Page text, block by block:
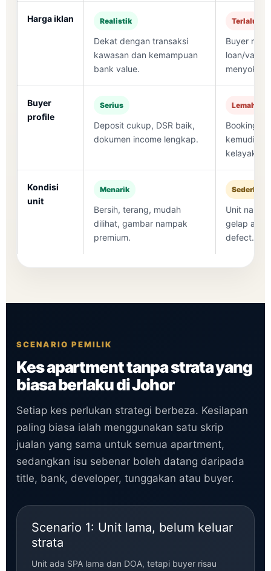
Harga iklan Realistik
Dekat dengan transaksi
kawasan dan kemampuan
bank value.
Terlalu
Buyer
loan/
Buyer
profile
Serius
Deposit cukup, DSR baik,
dokumen income lengkap.
Lemah
Booking
kemudian
kelayakan.
Kondisi
unit
Menarik
Bersih, terang, mudah
dilihat, gambar nampak
premium.
Sederhana
Unit
gelap atau
defect.
SCENARIO PEMILIK
Kes apartment tanpa strata yang
biasa berlaku di Johor
Setiap kes perlukan strategi berbeza. Kesilapan
paling biasa ialah menggunakan satu skrip
jualan yang sama untuk semua apartment,
sedangkan isu sebenar boleh datang daripada
title, bank, developer, tunggakan atau buyer.
Scenario 1: Unit lama, belum keluar
strata
Unit ada SPA lama dan DOA, tetapi buyer risau